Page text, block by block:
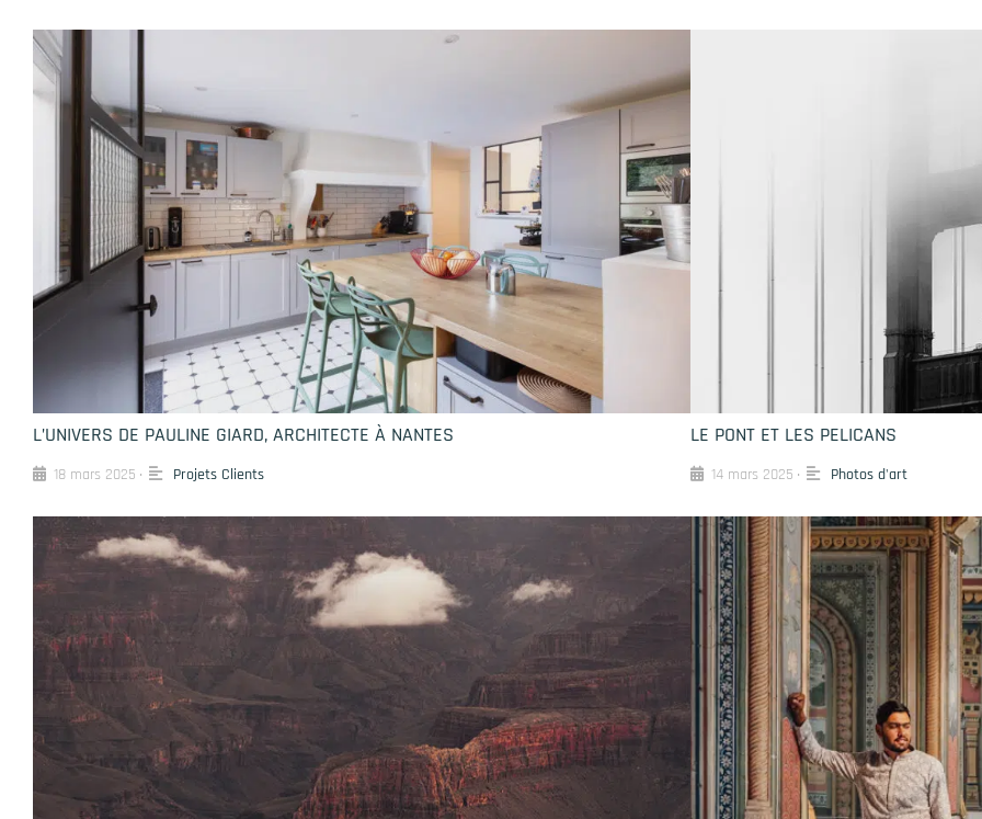
L’UNIVERS DE PAULINE GIARD, ARCHITECTE À NANTES
18 mars 2025 • Projets Clients
LE PONT ET LES PELICANS
14 mars 2025 • Photos d'art